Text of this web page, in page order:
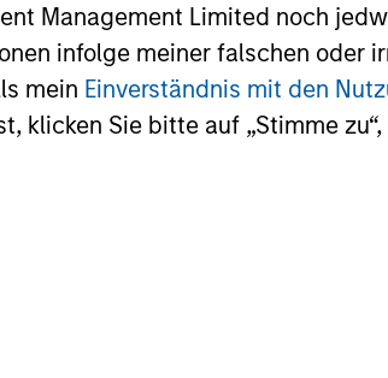
Management Limited noch
infolge meiner falschen oder
mein Einverständnis mit den
klicken Sie bitte auf „Stimme
The information contained herein